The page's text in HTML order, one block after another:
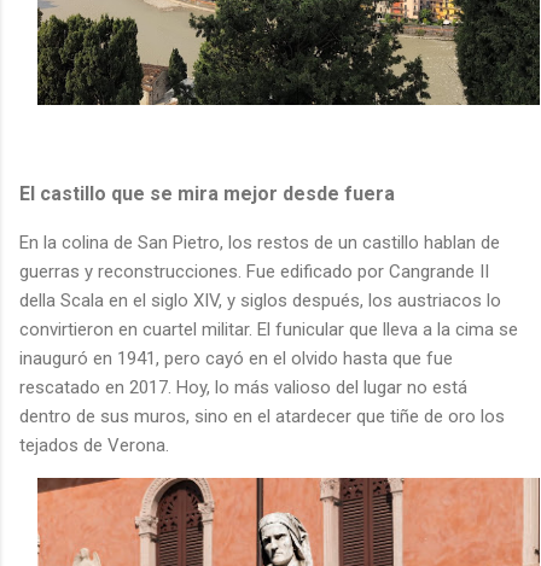
El castillo que se mira mejor desde fuera
En la colina de San Pietro, los restos de un castillo hablan de
guerras y reconstrucciones. Fue edificado por Cangrande II
della Scala en el siglo XIV, y siglos después, los austriacos lo
convirtieron en cuartel militar. El funicular que lleva a la cima se
inauguró en 1941, pero cayó en el olvido hasta que fue
rescatado en 2017. Hoy, lo más valioso del lugar no está
dentro de sus muros, sino en el atardecer que tiñe de oro los
tejados de Verona.